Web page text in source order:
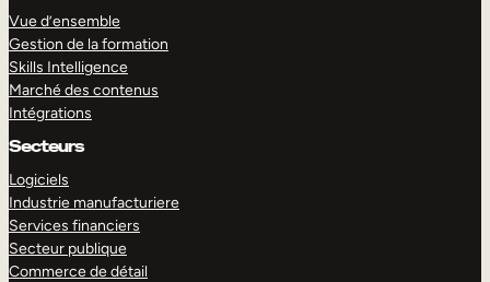
Vue d’ensemble
Gestion de la formation
Skills Intelligence
Marché des contenus
Intégrations
Secteurs
Logiciels
Industrie manufacturiere
Services financiers
Secteur publique
Commerce de détail